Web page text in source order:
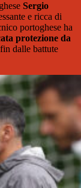
Sergio
e ricca di
portoghese ha
protezione da
dalle battute